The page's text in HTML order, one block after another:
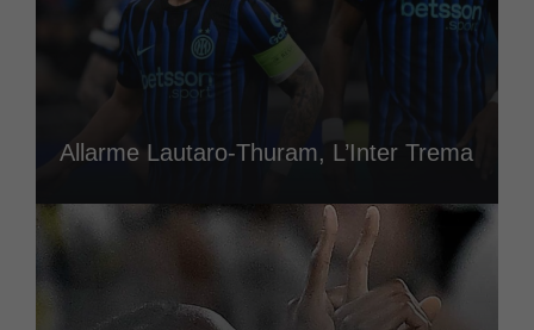
Allarme Lautaro-Thuram, L’Inter Trema